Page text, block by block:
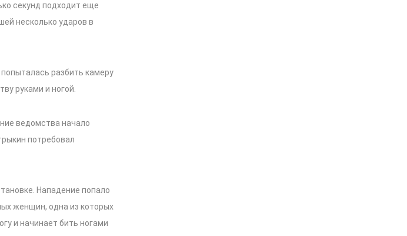
секунд подходит еще
несколько ударов в
разбить камеру
руками и ногой.
ведомства начало
потребовал
Нападение попало
женщин, одна из которых
и начинает бить ногами